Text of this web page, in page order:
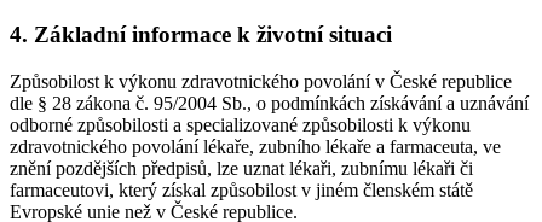
4. Základní informace k životní situaci
Způsobilost k výkonu zdravotnického povolání v České republice
dle § 28 zákona č. 95/2004 Sb., o podmínkách získávání a uznávání
odborné způsobilosti a specializované způsobilosti k výkonu
zdravotnického povolání lékaře, zubního lékaře a farmaceuta, ve
znění pozdějších předpisů, lze uznat lékaři, zubnímu lékaři či
farmaceutovi, který získal způsobilost v jiném členském státě
Evropské unie než v České republice.